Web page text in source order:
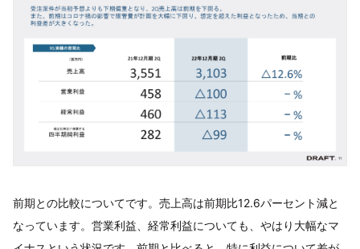
前期との比較についてです。売上高は前期比12.6パーセント減と
なっています。営業利益、経常利益についても、やはり大幅なマ